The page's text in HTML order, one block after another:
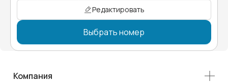
Редактировать
Выбрать номер
Компания